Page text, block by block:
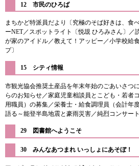
12 市民のひろば​
まちかど特派員だより〔究極のそば好きは、食
ーNET／スポットライト〔悦覟 ひろみさん〕／
が家のアイドル／教えて！アッピー／小学校給
プ〕
15 シティ情報
市観光協会推奨土産品を年末年始のごあいさつ
らのお知らせ／家庭児童相談員とこども・若者
用職員）の募集／栄養士・給食調理員（会計年
語る～能登半島地震と豪雨災害／純烈コンサー
​29 図書館へようこそ
30 みんなあつまれ いっしょにあそぼ！